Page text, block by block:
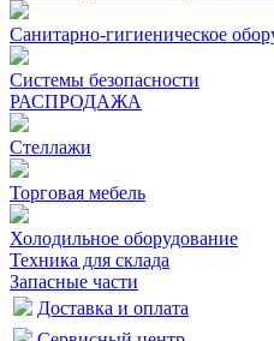
Санитарно-гигиеническое
Системы безопасности
РАСПРОДАЖА
Стеллажи
Торговая мебель
Холодильное оборудование
Техника для склада
Запасные части
Доставка и оплата